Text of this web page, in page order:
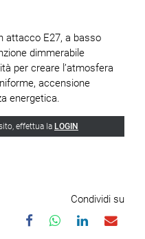
attacco E27, a basso
dimmerabile
per creare l’atmosfera
accensione
energetica.
effettua la LOGIN
Condividi su